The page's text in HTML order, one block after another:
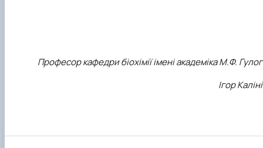
Професор кафедри біохімії імені академіка М.Ф.
Ігор